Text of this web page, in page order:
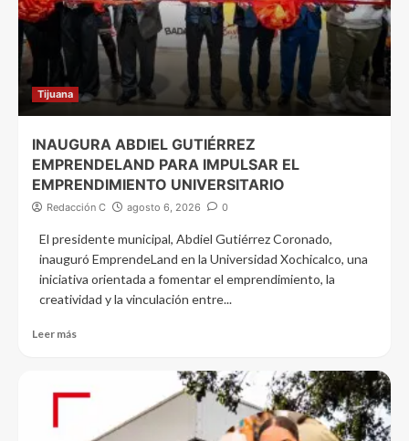
Tijuana
INAUGURA ABDIEL GUTIÉRREZ
EMPRENDELAND PARA IMPULSAR EL
EMPRENDIMIENTO UNIVERSITARIO
Redacción C agosto 6, 2026 0
El presidente municipal, Abdiel Gutiérrez Coronado,
inauguró EmprendeLand en la Universidad Xochicalco, una
iniciativa orientada a fomentar el emprendimiento, la
creatividad y la vinculación entre...
Leer más